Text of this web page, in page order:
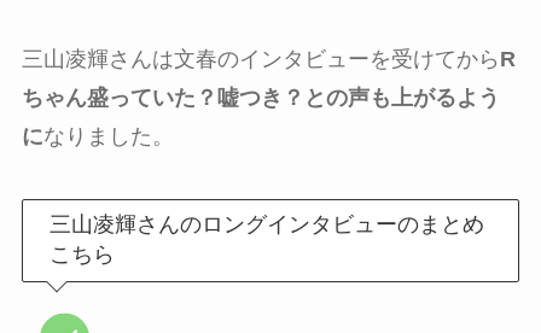
三山凌輝さんは文春のインタビューを受けてから R
ちゃん盛っていた？嘘つき？との声も上がるよう
になりました。
三山凌輝さんのロングインタビューのまとめ
こちら